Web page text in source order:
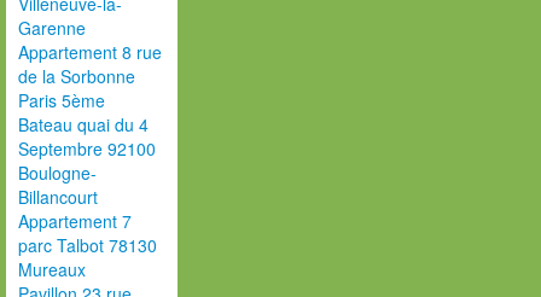
Garenne
Appartement 8 rue
de la Sorbonne
Paris 5ème
Bateau quai du 4
Septembre 92100
Boulogne-
Billancourt
Appartement 7
parc Talbot 78130
Mureaux